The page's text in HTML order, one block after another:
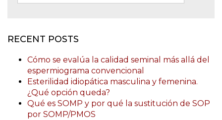
RECENT POSTS
Cómo se evalúa la calidad seminal más allá del
espermiograma convencional
Esterilidad idiopática masculina y femenina.
¿Qué opción queda?
Qué es SOMP y por qué la sustitución de SOP
por SOMP/PMOS